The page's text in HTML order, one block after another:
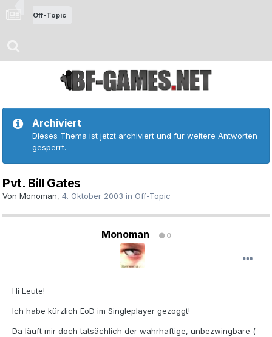
Off-Topic
Archiviert
Dieses Thema ist jetzt archiviert und für weitere Antworten
gesperrt.
Pvt. Bill Gates
Von Monoman, 4. Oktober 2003 in Off-Topic
Monoman 0
Hi Leute!
Ich habe kürzlich EoD im Singleplayer gezoggt!
Da läuft mir doch tatsächlich der wahrhaftige, unbezwingbare (